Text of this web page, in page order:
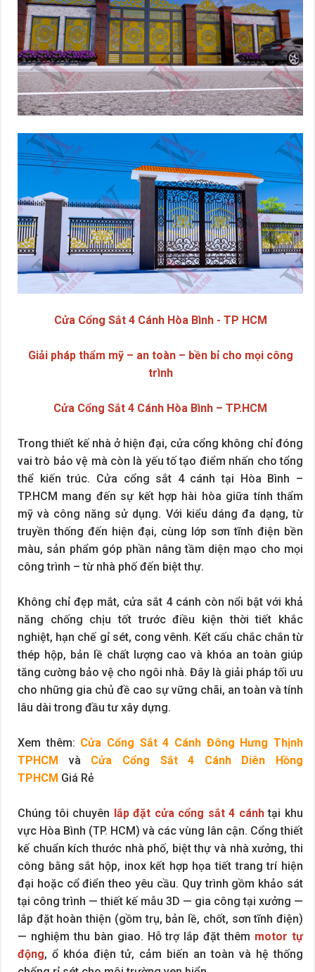
Cửa Cổng Sắt 4 Cánh Hòa Bình - TP HCM
Giải pháp thẩm mỹ – an toàn – bền bỉ cho mọi công
trình
Cửa Cổng Sắt 4 Cánh Hòa Bình – TP.HCM
Trong thiết kế nhà ở hiện đại, cửa cổng không chỉ đóng
vai trò bảo vệ mà còn là yếu tố tạo điểm nhấn cho tổng
thể kiến trúc. Cửa cổng sắt 4 cánh tại Hòa Bình –
TP.HCM mang đến sự kết hợp hài hòa giữa tính thẩm
mỹ và công năng sử dụng. Với kiểu dáng đa dạng, từ
truyền thống đến hiện đại, cùng lớp sơn tĩnh điện bền
màu, sản phẩm góp phần nâng tầm diện mạo cho mọi
công trình – từ nhà phố đến biệt thự.
Không chỉ đẹp mắt, cửa sắt 4 cánh còn nổi bật với khả
năng chống chịu tốt trước điều kiện thời tiết khắc
nghiệt, hạn chế gỉ sét, cong vênh. Kết cấu chắc chắn từ
thép hộp, bản lề chất lượng cao và khóa an toàn giúp
tăng cường bảo vệ cho ngôi nhà. Đây là giải pháp tối ưu
cho những gia chủ đề cao sự vững chãi, an toàn và tính
lâu dài trong đầu tư xây dựng.
Xem thêm: Cửa Cổng Sắt 4 Cánh Đông Hưng Thịnh
TPHCM và Cửa Cổng Sắt 4 Cánh Diên Hồng
TPHCM Giá Rẻ
Chúng tôi chuyên lắp đặt cửa cổng sắt 4 cánhtại khu
vực Hòa Bình (TP. HCM) và các vùng lân cận. Cổng thiết
kế chuẩn kích thước nhà phố, biệt thự và nhà xưởng, thi
công bằng sắt hộp, inox kết hợp họa tiết trang trí hiện
đại hoặc cổ điển theo yêu cầu. Quy trình gồm khảo sát
tại công trình — thiết kế mẫu 3D — gia công tại xưởng —
lắp đặt hoàn thiện (gồm trụ, bản lề, chốt, sơn tĩnh điện)
— nghiệm thu bàn giao. Hỗ trợ lắp đặt thêm motor tự
động, ổ khóa điện tử, cảm biến an toàn và hệ thống